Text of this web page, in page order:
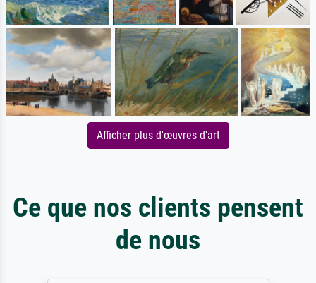
Afficher plus d'œuvres d'art
Ce que nos clients pensent
de nous